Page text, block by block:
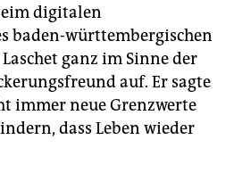
digitalen
baden-württembergischen
ganz im Sinne der
auf. Er sagte
immer neue Grenzwerte
dass Leben wieder